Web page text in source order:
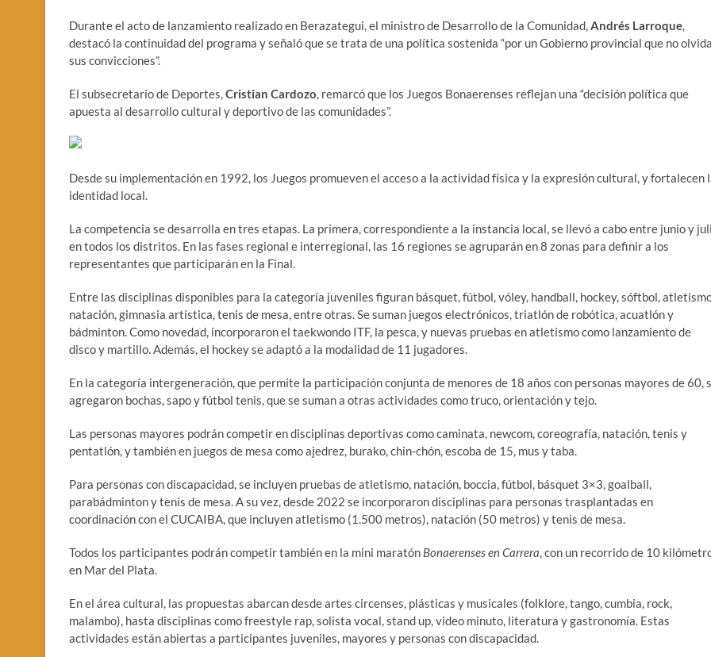
Durante el acto de lanzamiento realizado en Berazategui, el ministro de Desarrollo de la Comunidad,Andrés Larroque,
destacó la continuidad del programa y señaló que se trata de una política sostenida “por un Gobierno provincial que no
sus convicciones”.
El subsecretario de Deportes,Cristian Cardozo, remarcó que los Juegos Bonaerenses reflejan una “decisión política que
apuesta al desarrollo cultural y deportivo de las comunidades”.
Desde su implementación en 1992, los Juegos promueven el acceso a la actividad física y la expresión cultural, y fortalecen
identidad local.
La competencia se desarrolla en tres etapas. La primera, correspondiente a la instancia local, se llevó a cabo entre junio y
en todos los distritos. En las fases regional e interregional, las 16 regiones se agruparán en 8 zonas para definir a los
representantes que participarán en la Final.
Entre las disciplinas disponibles para la categoría juveniles figuran básquet, fútbol, vóley, handball, hockey, sóftbol,
natación, gimnasia artística, tenis de mesa, entre otras. Se suman juegos electrónicos, triatlón de robótica, acuatlón y
bádminton. Como novedad, incorporaron el taekwondo ITF, la pesca, y nuevas pruebas en atletismo como lanzamiento de
disco y martillo. Además, el hockey se adaptó a la modalidad de 11 jugadores.
En la categoría intergeneración, que permite la participación conjunta de menores de 18 años con personas mayores de 60,
agregaron bochas, sapo y fútbol tenis, que se suman a otras actividades como truco, orientación y tejo.
Las personas mayores podrán competir en disciplinas deportivas como caminata, newcom, coreografía, natación, tenis y
pentatlón, y también en juegos de mesa como ajedrez, burako, chin-chón, escoba de 15, mus y taba.
Para personas con discapacidad, se incluyen pruebas de atletismo, natación, boccia, fútbol, básquet 3×3, goalball,
parabádminton y tenis de mesa. A su vez, desde 2022 se incorporaron disciplinas para personas trasplantadas en
coordinación con el CUCAIBA, que incluyen atletismo (1.500 metros), natación (50 metros) y tenis de mesa.
Todos los participantes podrán competir también en la mini maratón Bonaerenses en Carrera, con un recorrido de 10
en Mar del Plata.
En el área cultural, las propuestas abarcan desde artes circenses, plásticas y musicales (folklore, tango, cumbia, rock,
malambo), hasta disciplinas como freestyle rap, solista vocal, stand up, video minuto, literatura y gastronomía. Estas
actividades están abiertas a participantes juveniles, mayores y personas con discapacidad.